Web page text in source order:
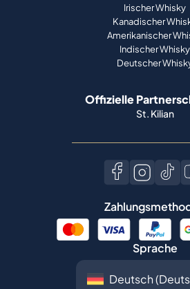
Irischer Whisky
Kanadischer
Amerikanischer
Indischer Whisky
Deutscher
Offizielle
St. Kilian
Sprache